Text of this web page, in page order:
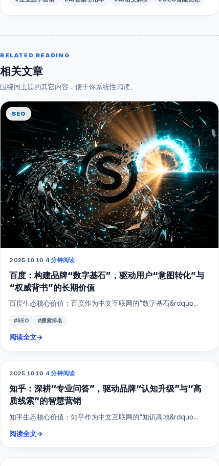
RELATED READING
相关文章
围绕同主题的其它内容，便于你系统性阅读。
SEO
2025.10.10·4 分钟阅读
百度：构建品牌“数字基石”，驱动用户“意图转化”与
“权威背书”的长期价值
百度生态核心价值：百度作为中文互联网的“数字基石&rdquo...
#SEO #搜索排名
阅读全文→
SEO
2025.10.10·4 分钟阅读
知乎：深耕“专业问答”，驱动品牌“认知升级”与“高
质线索”的智慧营销
知乎生态核心价值：知乎作为中文互联网的“知识高地&rdquo...
阅读全文→